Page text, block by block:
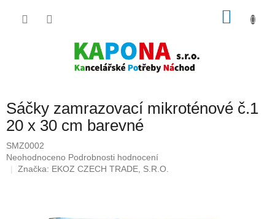
Sáčky zamrazovací mikroténové č.1
20 x 30 cm barevné
SMZ0002
Průměrné
hodnocení
Neohodnoceno Podrobnosti hodnocení
Značka: EKOZ CZECH TRADE, S.R.O.